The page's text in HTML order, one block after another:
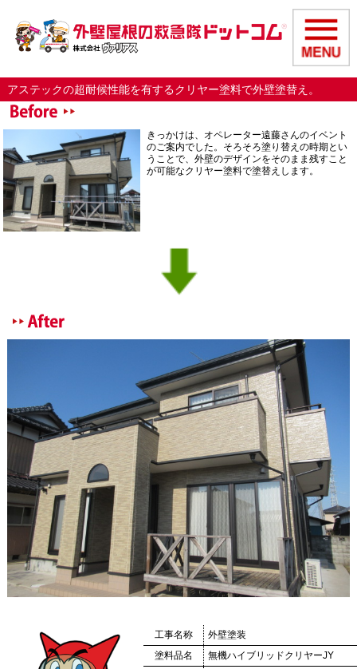
アステックの超耐候性能を有するクリヤー塗料で外壁塗替え。
きっかけは、オペレーター遠藤さんのイベント
のご案内でした。そろそろ塗り替えの時期とい
うことで、外壁のデザインをそのまま残すこと
が可能なクリヤー塗料で塗替えします。
工事名称
外壁塗装
塗料品名
無機ハイブリッドクリヤーJY